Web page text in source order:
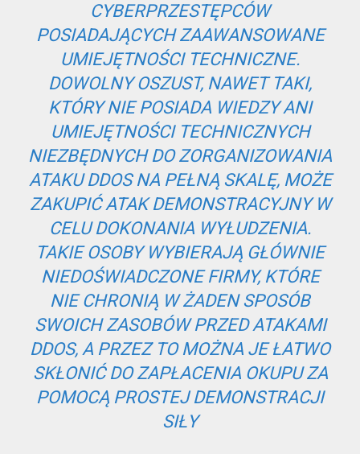
CYBERPRZESTĘPCÓW
POSIADAJĄCYCH ZAAWANSOWANE
UMIEJĘTNOŚCI TECHNICZNE.
DOWOLNY OSZUST, NAWET TAKI,
KTÓRY NIE POSIADA WIEDZY ANI
UMIEJĘTNOŚCI TECHNICZNYCH
NIEZBĘDNYCH DO ZORGANIZOWANIA
ATAKU DDOS NA PEŁNĄ SKALĘ, MOŻE
ZAKUPIĆ ATAK DEMONSTRACYJNY W
CELU DOKONANIA WYŁUDZENIA.
TAKIE OSOBY WYBIERAJĄ GŁÓWNIE
NIEDOŚWIADCZONE FIRMY, KTÓRE
NIE CHRONIĄ W ŻADEN SPOSÓB
SWOICH ZASOBÓW PRZED ATAKAMI
DDOS, A PRZEZ TO MOŻNA JE ŁATWO
SKŁONIĆ DO ZAPŁACENIA OKUPU ZA
POMOCĄ PROSTEJ DEMONSTRACJI
SIŁY